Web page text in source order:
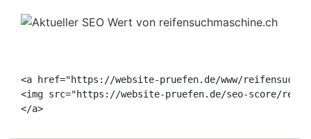
<a href="https://website-pruefen.de/www/
<img src="https://website-pruefen.de/seo-score/